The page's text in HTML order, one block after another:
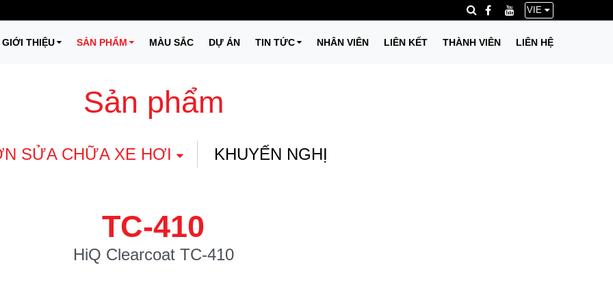
VIE
GIỚI THIỆU SẢN PHẨM MÀU SẮC DỰ ÁN TIN TỨC NHÂN VIÊN LIÊN KẾT THÀNH VIÊN LIÊN HỆ
Sản phẩm
SỬA CHỮA XE HƠI KHUYẾN NGHỊ
TC-410
HiQ Clearcoat TC-410